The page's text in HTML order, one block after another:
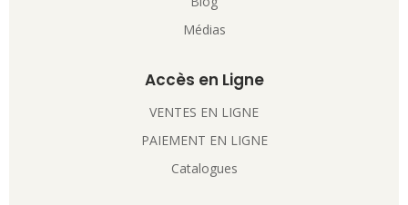
Médias
Accès en Ligne
VENTES EN LIGNE
PAIEMENT EN LIGNE
Catalogues